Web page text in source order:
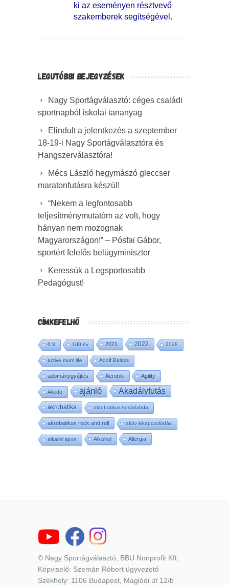
ki az eseményen résztvevő
szakemberek segítségével.
LEGUTÓBBI BEJEGYZÉSEK
Nagy Sportágválasztó: céges családi
sportnapból iskolai tananyag
Elindult a jelentkezés a szeptember
18-19-i Nagy Sportágválasztóra és
Hangszerválasztóra!
Mécs László hegymászó gleccser
maratonfutásra készül!
“Nekem a legfontosabb
teljesítménymutatóm az volt, hogy
hányan nem mozognak
Magyarországon!” – Pósfai Gábor,
sportért felelős belügyminiszter
Keressük a Legsportosabb
Pedagógust!
CÍMKEFELHŐ
6:3 100 év 2021 2022 2028
active mum life Adolf Balázs
adománygyűjtés Aerobik Agility
Aikido ajánló Akadályfutás
akrobatika akrobatikus kosárlabda
akrobatikus rock and roll aktív kikapcsolódás
alkalmi sport Alkohol Allergia
© Nagy Sportágválasztó, BBU Nonprofit Kft.
Képviselő: Szemán Róbert ügyvezető
Székhely: 1106 Budapest, Maglódi út 12/b